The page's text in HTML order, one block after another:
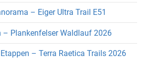
– Eiger Ultra Trail E51
– Plankenfelser Waldlauf 2026
– Terra Raetica Trails 2026